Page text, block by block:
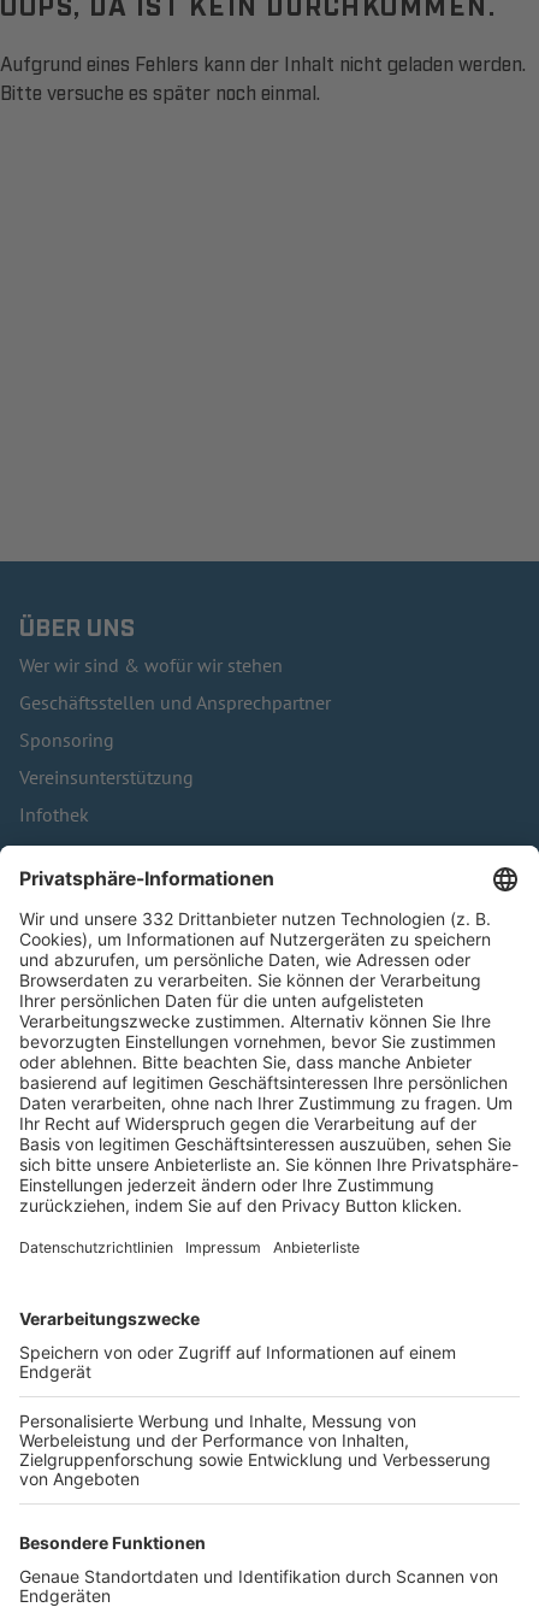
Aufgrund eines Fehlers kann der Inhalt nicht geladen werden.
Bitte versuche es später noch einmal.
ÜBER UNS
Wer wir sind & wofür wir stehen
Geschäftsstellen und Ansprechpartner
Sponsoring
Vereinsunterstützung
Infothek
Kontakt
HÄUFIG BESUCHTE SEITEN
Pässe und Vereinswechsel
Trainerausbildung
Schulungsangebot Vereinsmitarbeiter
BFV-Geschäftsstellen
Trainerbörse
Login SpielPlus
FOLGE DEM BFV
TOP-VEREINE
TOP-PARTNER